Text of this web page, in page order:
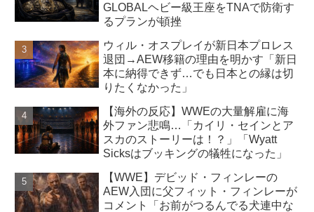
GLOBALヘビー級王座をTNAで防衛す
るプランが頓挫
ウィル・オスプレイが新日本プロレス
退団→AEW移籍の理由を明かす「新日
本に納得できず…でも日本との縁は切
りたくなかった」
【海外の反応】WWEの大量解雇に海
外ファン悲鳴…「カイリ・セインとア
スカのストーリーは！？」「Wyatt
Sicksはブッキングの犠牲になった」
【WWE】デビッド・フィンレーの
AEW入団に父フィット・フィンレーが
コメント「お前がつるんでる犬連中な